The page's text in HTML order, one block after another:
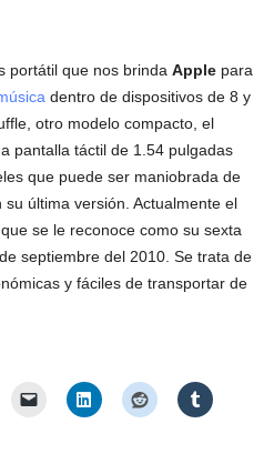
portátil que nos brinda Apple para
dentro de dispositivos de 8 y
otro modelo compacto, el
pantalla táctil de 1.54 pulgadas
que puede ser maniobrada de
última versión. Actualmente el
se le reconoce como su sexta
septiembre del 2010. Se trata de
y fáciles de transportar de